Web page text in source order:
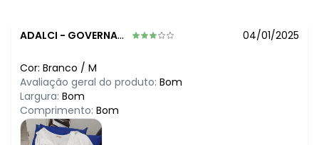
ADALCI - GOVERNADOR VALADARES - MG 04/01/2025
Cor: Branco / M
Avaliação geral do produto: Bom
Largura: Bom
Comprimento: Bom